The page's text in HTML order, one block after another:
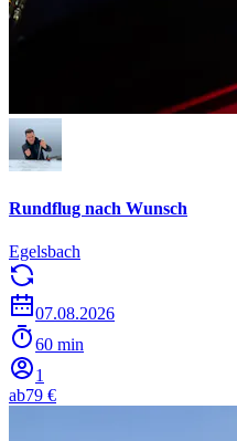
Rundflug nach Wunsch
Egelsbach
07.08.2026
60 min
1
ab79 €